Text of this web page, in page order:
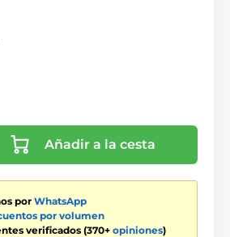
Añadir a la cesta
por WhatsApp
por volumen
verificados (370+ opiniones)